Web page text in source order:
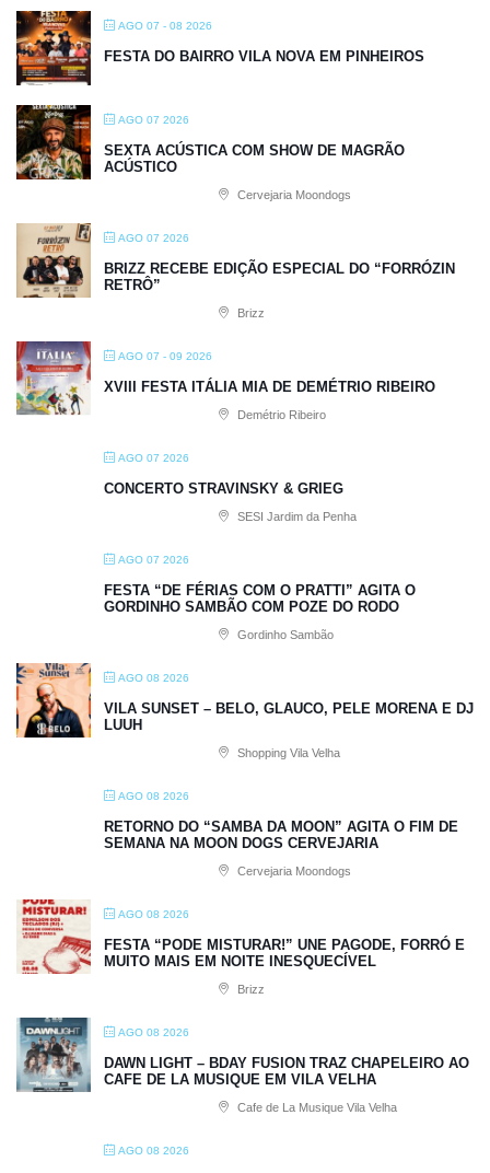
AGO 07 - 08 2026
FESTA DO BAIRRO VILA NOVA EM PINHEIROS
AGO 07 2026
SEXTA ACÚSTICA COM SHOW DE MAGRÃO
ACÚSTICO
Cervejaria Moondogs
AGO 07 2026
BRIZZ RECEBE EDIÇÃO ESPECIAL DO “FORRÓZIN
RETRÔ”
Brizz
AGO 07 - 09 2026
XVIII FESTA ITÁLIA MIA DE DEMÉTRIO RIBEIRO
Demétrio Ribeiro
AGO 07 2026
CONCERTO STRAVINSKY & GRIEG
SESI Jardim da Penha
AGO 07 2026
FESTA “DE FÉRIAS COM O PRATTI” AGITA O
GORDINHO SAMBÃO COM POZE DO RODO
Gordinho Sambão
AGO 08 2026
VILA SUNSET – BELO, GLAUCO, PELE MORENA E DJ
LUUH
Shopping Vila Velha
AGO 08 2026
RETORNO DO “SAMBA DA MOON” AGITA O FIM DE
SEMANA NA MOON DOGS CERVEJARIA
Cervejaria Moondogs
AGO 08 2026
FESTA “PODE MISTURAR!” UNE PAGODE, FORRÓ E
MUITO MAIS EM NOITE INESQUECÍVEL
Brizz
AGO 08 2026
DAWN LIGHT – BDAY FUSION TRAZ CHAPELEIRO AO
CAFE DE LA MUSIQUE EM VILA VELHA
Cafe de La Musique Vila Velha
AGO 08 2026